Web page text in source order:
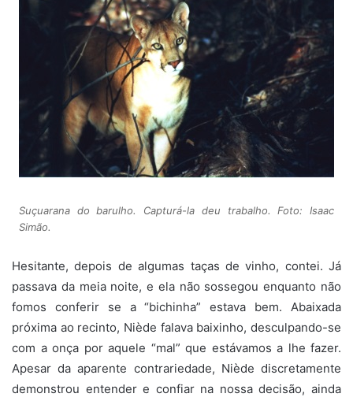
Suçuarana do barulho. Capturá-la deu trabalho. Foto: Isaac
Simão.
Hesitante, depois de algumas taças de vinho, contei. Já
passava da meia noite, e ela não sossegou enquanto não
fomos conferir se a “bichinha” estava bem. Abaixada
próxima ao recinto, Niède falava baixinho, desculpando-se
com a onça por aquele “mal” que estávamos a lhe fazer.
Apesar da aparente contrariedade, Niède discretamente
demonstrou entender e confiar na nossa decisão, ainda